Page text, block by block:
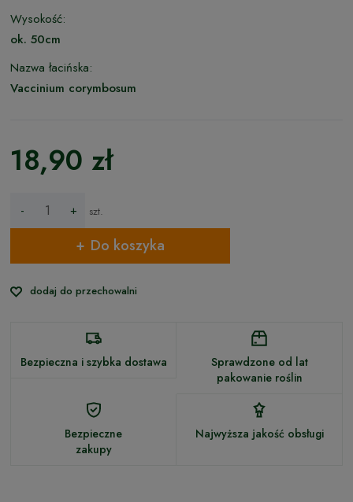
Wysokość:
ok. 50cm
Nazwa łacińska:
Vaccinium corymbosum
18,90 zł
- + szt.
Do koszyka
dodaj do przechowalni
Bezpieczna i szybka dostawa
Sprawdzone od lat
pakowanie roślin
Bezpieczne
zakupy
Najwyższa jakość obsługi